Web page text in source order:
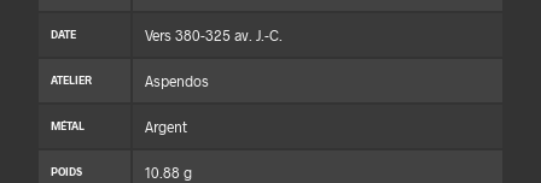
DATE Vers 380-325 av. J.-C.
ATELIER Aspendos
MÉTAL Argent
POIDS 10.88 g